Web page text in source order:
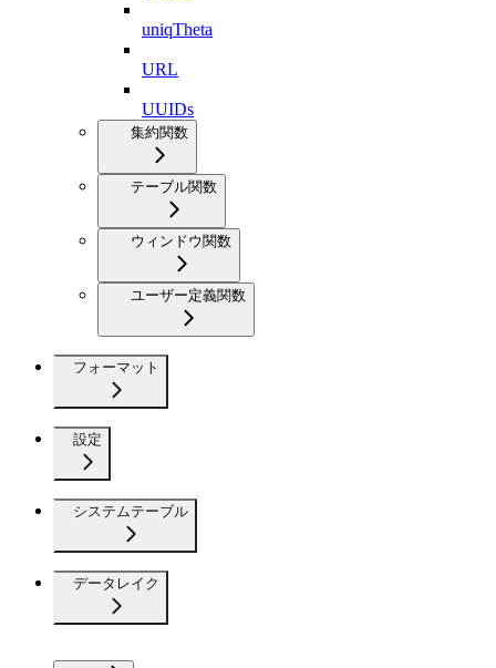
uniqTheta
URL
UUIDs
集約関数
テーブル関数
ウィンドウ関数
ユーザー定義関数
フォーマット
設定
システムテーブル
データレイク